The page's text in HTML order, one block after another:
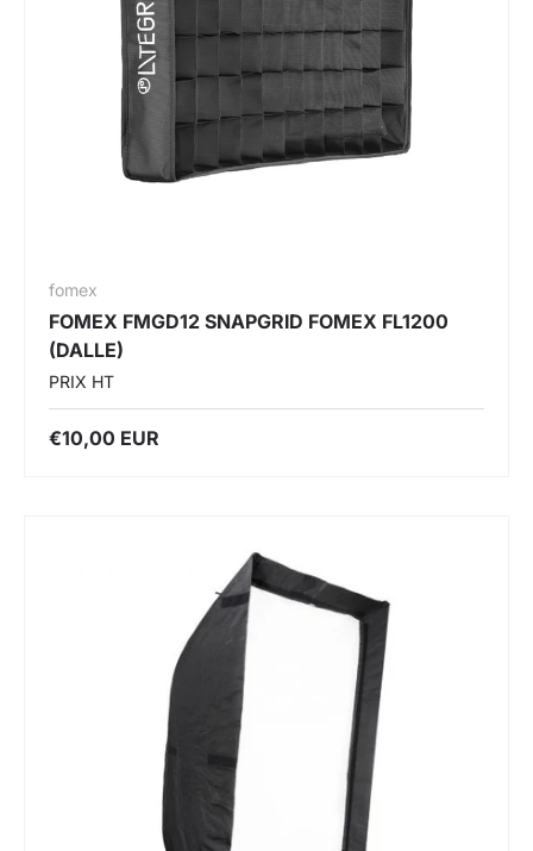
fomex
FOMEX FMGD12 SNAPGRID FOMEX FL1200
(DALLE)
PRIX HT
€10,00 EUR